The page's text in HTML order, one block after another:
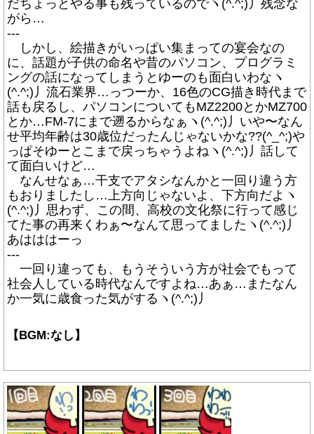
だちょっとやる事も残っているのでヽ(^.^;)丿残念な
がら…
---
しかし、絵描きがいっぱい集まっての宴会なの
に、話題が子供の命名や昔のパソコン、プログラミ
ングの話になってしまうとゆーのも面白いわなヽ
(^.^;)丿流石業界…っつーか、16色のCG描き時代まで
話も戻るし、パソコンについてもMZ2200とかMZ700
とか…FM-7にまで遡るからなぁヽ(^.^;)丿いや〜なん
せ平均年齢は30歳位だったんじゃないかな??(^_^;)や
っぱそゆーとこまで戻っちゃうよねヽ(^.^;)丿話して
て面白いけど…
なんせなぁ…干支でアタシなんかと一回り違う方
もおりましたし…上方向じゃないよ、下方向だよヽ
(^.^;)丿思わず、この間、高校の文化祭に行って感じ
てた事の再来くわぁ〜なんて思ってましたヽ(^.^;)丿
あはははーっ
---
一回り違っても、もうそういう方が社会でもって
社会人している時代なんですよね…あぁ…またなん
か一気に歳食った気がするヽ(^.^;)丿
【BGM:なし】